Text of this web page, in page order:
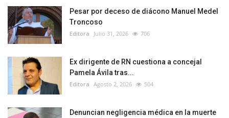
Pesar por deceso de diácono Manuel Medel
Troncoso
Editora Julio 31, 2026 706
Ex dirigente de RN cuestiona a concejal
Pamela Ávila tras...
Editora Agosto 2, 2026 504
Denuncian negligencia médica en la muerte